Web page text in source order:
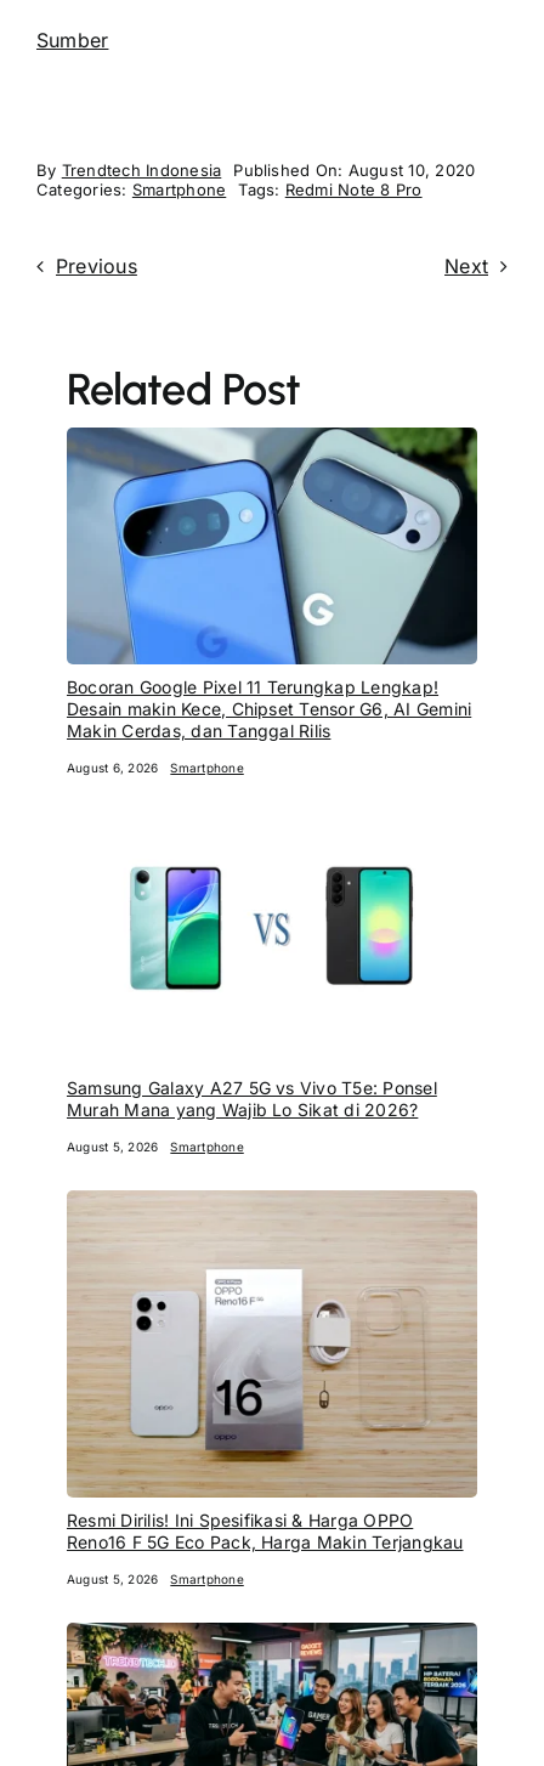
Sumber
By Trendtech Indonesia
Published On: August 10, 2020
Categories: Smartphone Tags: Redmi Note 8 Pro
Previous Next
Related Post
Bocoran Google Pixel 11 Terungkap Lengkap!
Desain makin Kece, Chipset Tensor G6, AI Gemini
Makin Cerdas, dan Tanggal Rilis
August 6, 2026 Smartphone
Samsung Galaxy A27 5G vs Vivo T5e: Ponsel
Murah Mana yang Wajib Lo Sikat di 2026?
August 5, 2026 Smartphone
Resmi Dirilis! Ini Spesifikasi & Harga OPPO
Reno16 F 5G Eco Pack, Harga Makin Terjangkau
August 5, 2026 Smartphone